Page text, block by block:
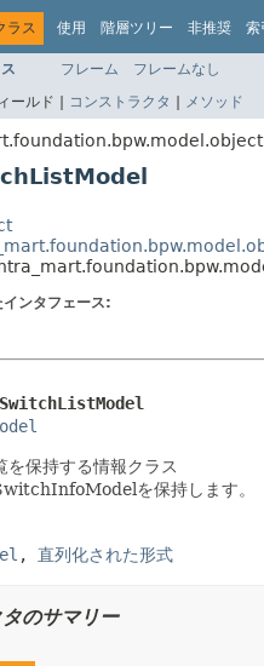
ラス 使用 階層ツリー 非推奨 索
フレーム フレームなし
ールド | コンストラクタ | メソッド
ンタフェース:
SwitchListModel
を保持する情報クラス
を保持します。
, 直列化された形式
のサマリー